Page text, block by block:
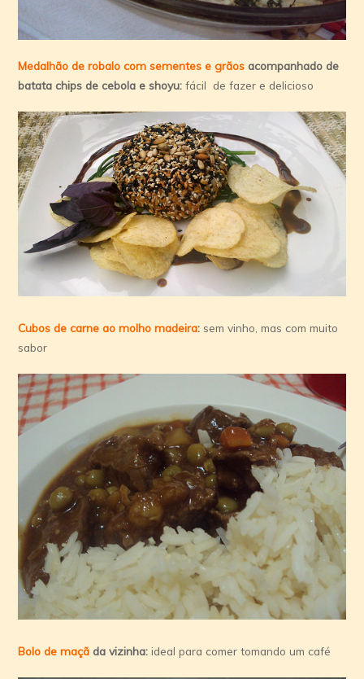
Medalhão de robalo com sementes e grãos acompanhado de
batata chips de cebola e shoyu:fácil de fazer e delicioso
Cubos de carne ao molho madeira: sem vinho, mas com muito
sabor
Bolo de maçã da vizinha:ideal para comer tomando um café